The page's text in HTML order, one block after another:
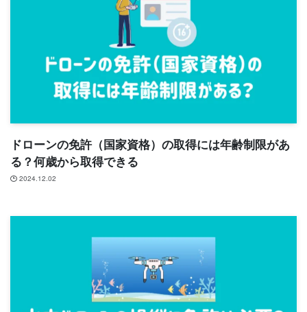
ドローンの免許（国家資格）の取得には年齢制限があ
る？何歳から取得できる
2024.12.02